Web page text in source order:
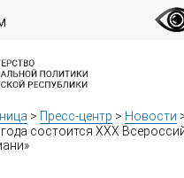
> Пресс-центр > Новости
состоится XXX